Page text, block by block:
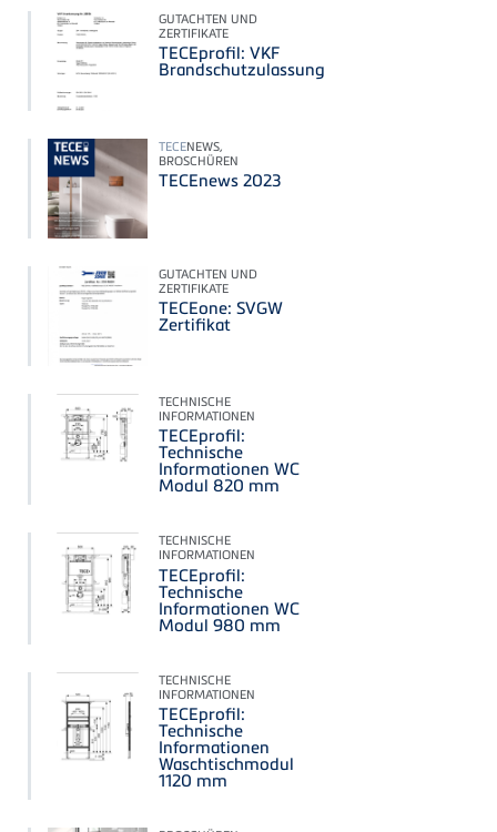
GUTACHTEN UND
ZERTIFIKATE
TECEprofil: VKF
Brandschutzulassung
TECENEWS,
BROSCHÜREN
TECEnews 2023
GUTACHTEN UND
ZERTIFIKATE
TECEone: SVGW
Zertifikat
TECHNISCHE
INFORMATIONEN
TECEprofil:
Technische
Informationen WC
Modul 820 mm
TECHNISCHE
INFORMATIONEN
TECEprofil:
Technische
Informationen WC
Modul 980 mm
TECHNISCHE
INFORMATIONEN
TECEprofil:
Technische
Informationen
Waschtischmodul
1120 mm